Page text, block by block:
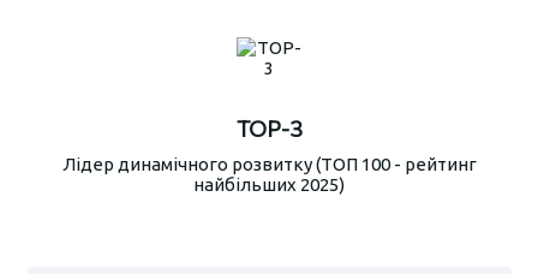
TOP-3
Лідер динамічного розвитку (ТОП 100 - рейтинг
найбільших 2025)